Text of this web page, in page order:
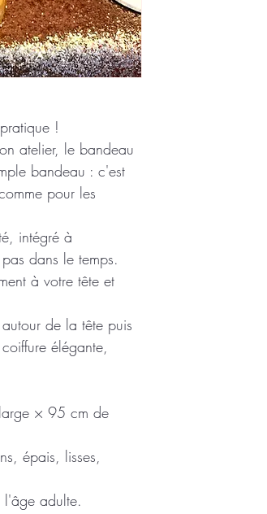
!
atelier, le bandeau
bandeau : c'est
pour les
intégré à
dans le temps.
à votre tête et
de la tête puis
élégante,
× 95 cm de
épais, lisses,
adulte.